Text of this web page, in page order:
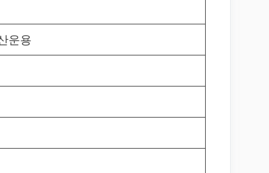
운용